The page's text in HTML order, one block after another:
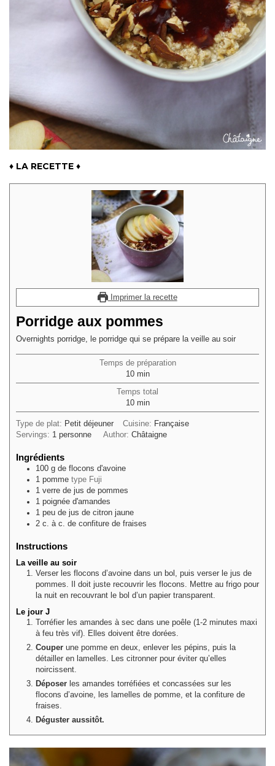
♦ LA RECETTE ♦
Imprimer la recette
Porridge aux pommes
Overnights porridge, le porridge qui se prépare la veille au soir
Temps de préparation
10minutes
min
Temps total
10minutes
min
Type de plat: Petit déjeuner Cuisine: Française
Servings: 1 personne Author:Châtaigne
Ingrédients
100 g de flocons d'avoine
1 pomme type Fuji
1 verre de jus de pommes
1 poignée d'amandes
1 peu de jus de citron jaune
2 c. à c. de confiture de fraises
Instructions
La veille au soir
Verser les flocons d’avoine dans un bol, puis verser le jus de
pommes. Il doit juste recouvrir les flocons. Mettre au frigo pour
la nuit en recouvrant le bol d’un papier transparent.
Le jour J
Torréfier les amandes à sec dans une poêle (1-2 minutes maxi
à feu très vif). Elles doivent être dorées.
Couper une pomme en deux, enlever les pépins, puis la
détailler en lamelles. Les citronner pour éviter qu’elles
noircissent.
Déposer les amandes torréfiées et concassées sur les
flocons d’avoine, les lamelles de pomme, et la confiture de
fraises.
Déguster aussitôt.